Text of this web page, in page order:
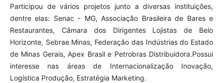
Participou de vários projetos junto a diversas instituições,
dentre elas: Senac - MG, Associação Brasileira de Bares e
Restaurantes, Câmara dos Dirigentes Lojistas de Belo
Horizonte, Sebrae Minas, Federação das Indústrias do Estado
de Minas Gerais, Apex Brasil e Petrobras Distribuidora.Possui
interesse nas áreas de Internacionalização Inovação,
Logística Produção, Estratégia Marketing.